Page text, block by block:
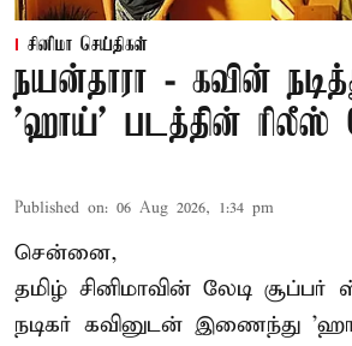
சினிமா செய்திகள்
நயன்தாரா - கவின்
'ஹாய்' படத்தின் ரிலீஸ்
Published on: 06 Aug 2026, 1:34 pm
சென்னை,
தமிழ் சினிமாவின் லேடி
நடிகர் கவினுடன் இணைந்து